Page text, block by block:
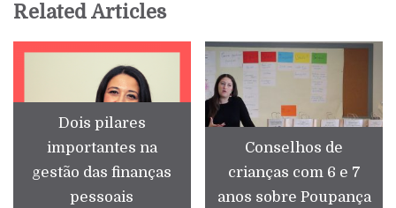
Related Articles
Dois pilares
importantes na
gestão das finanças
pessoais
Conselhos de
crianças com 6 e 7
anos sobre Poupança